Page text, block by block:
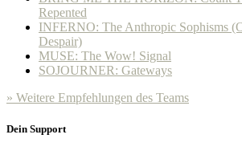
Repented
INFERNO: The Anthropic Sophisms
Despair)
MUSE: The Wow! Signal
SOJOURNER: Gateways
» Weitere Empfehlungen des Teams
Dein Support